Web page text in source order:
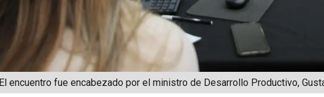
El encuentro fue encabezado por el ministro de Desarrollo Productivo,